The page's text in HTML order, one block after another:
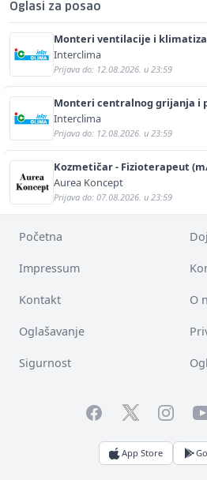
Oglasi za posao
Monteri ventilacije i
Interclima
Prijava do: 12.08.2026. u 23:59
Monteri centralnog grijanja i
Interclima
Prijava do: 12.08.2026. u 23:59
Kozmetičar - Fizioterapeut
Aurea Koncept
Prijava do: 07.08.2026. u 23:59
Početna
Impressum
Kontakt O
Oglašavanje
Sigurnost
FacebookTwitter
App Store